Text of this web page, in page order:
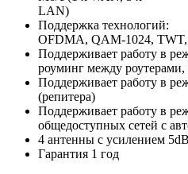
LAN)
Поддержка технологий:
OFDMA, QAM-1024,
Поддерживает работу в
роуминг между
Поддерживает работу в
(репитера)
Поддерживает работу в
общедоступных сетей с
4 антенны с усилением
Гарантия 1 год